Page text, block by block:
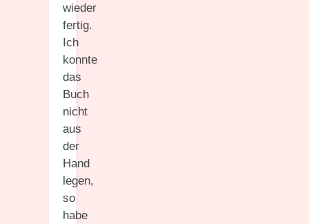
wieder
fertig.
Ich
konnte
das
Buch
nicht
aus
der
Hand
legen,
so
habe